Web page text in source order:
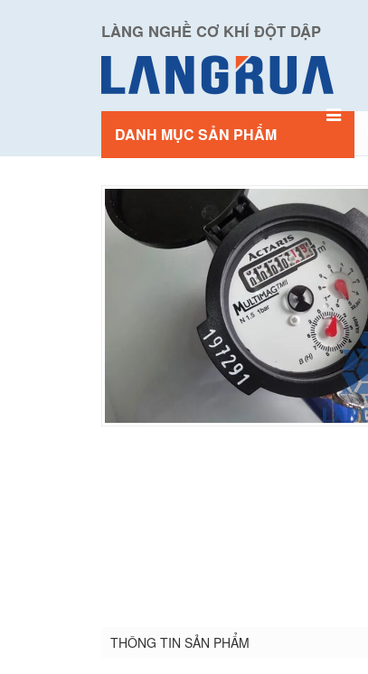
LÀNG NGHỀ CƠ KHÍ ĐỘT DẬP
DANH MỤC SẢN PHẨM
THÔNG TIN SẢN PHẨM